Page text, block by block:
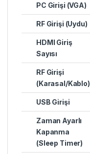
PC Girişi (VGA)
RF Girişi (Uydu)
HDMI Giriş
Sayısı
RF Girişi
(Karasal/Kablo)
USB Girişi
Zaman Ayarlı
Kapanma
(Sleep Timer)